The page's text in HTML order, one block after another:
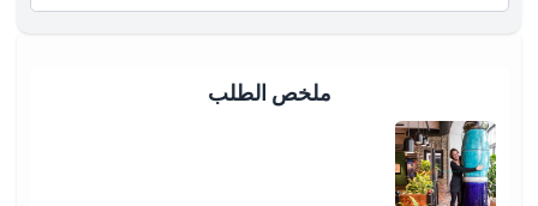
ملخص الطلب